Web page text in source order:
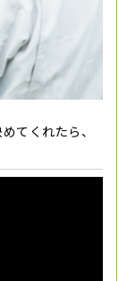
てくれたら、